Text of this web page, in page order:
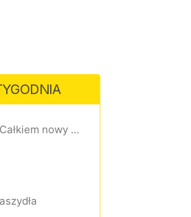
Spider-Man. Całkiem nowy dzień